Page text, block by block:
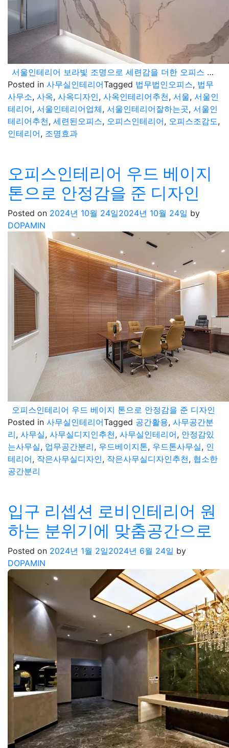
서울인테리어 보라빛 조명으로 세련감을 더한 오피스 현장 소개
Posted in 사무실인테리어Tagged 법무법인오피스, 법무
사무소, 사옥, 사옥디자인, 사옥인테리어추천, 서울, 서울인
테리어, 서울인테리어업체, 서울인테리어잘하는곳, 서울인
테리어추천, 세련된오피스, 오피스인테리어, 오피스조감도,
인테리어, 조명효과
오피스인테리어 우드 베이지
톤으로 안정감을 준 디자인
Posted on 2024년 10월 24일2024년 10월 24일 by
DOPAMIN
오피스인테리어 우드 베이지 톤으로 안정감을 준 디자인
Posted in 사무실인테리어Tagged 공간활용, 사무공간분
리, 사무실, 사무실디지인추천, 사무실인테리어, 안정감있
는사무실, 업무공간분리, 우드베이지톤, 우드톤사무실, 인
테리어, 작은사무실디자인, 작은사무실디자인추천, 협소한
공간분리
입구 리셉션 로비인테리어 원
하는 분위기에 맞춤공간으로
Posted on 2024년 1월 2일2024년 6월 24일 by
DOPAMIN